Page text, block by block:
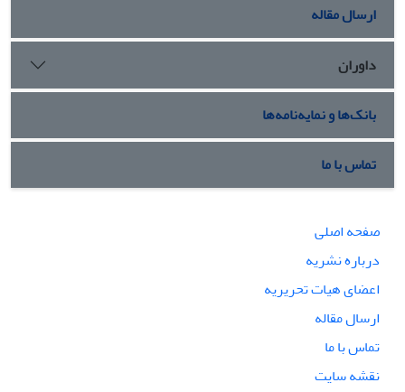
ارسال مقاله
داوران
بانک‌ها و نمایه‌نامه‌ها
تماس با ما
صفحه اصلی
درباره نشریه
اعضای هیات تحریریه
ارسال مقاله
تماس با ما
نقشه سایت